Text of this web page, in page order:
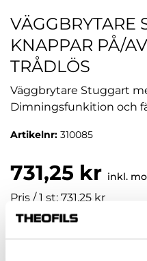
VÄGGBRYTARE
KNAPPAR PÅ/
TRÅDLÖS
Väggbrytare Stuggart
Dimningsfunkition och
Artikelnr: 310085
731,25 kr inkl.
Pris / 1 st: 731,25 kr